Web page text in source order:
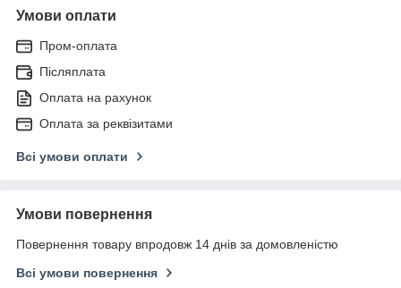
Умови оплати
Пром-оплата
Післяплата
Оплата на рахунок
Оплата за реквізитами
Всі умови оплати
Умови повернення
Повернення товару впродовж 14 днів за домовленістю
Всі умови повернення